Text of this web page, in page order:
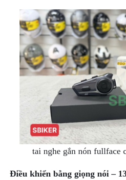
tai nghe gắn nón fullface
Điều khiển bằng giọng nói –